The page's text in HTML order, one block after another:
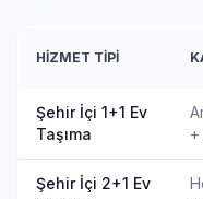
HIZMET TIPI
Şehir İçi 1+1 Ev
Taşıma
Şehir İçi 2+1 Ev